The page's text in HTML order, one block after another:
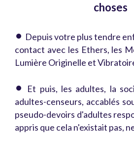
choses
• Depuis votre plus tendre
contact avec les Ethers, les
Lumière Originelle et
•
Et puis, les adultes, la
adultes-censeurs, accablés
pseudo-devoirs d'adultes
appris que cela n'existait pas,